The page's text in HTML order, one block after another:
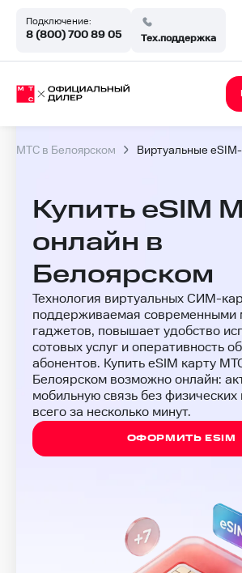
Подключение:
8 (800) 700 89 05 Тех.поддержка
МТС в Белоярском Виртуальные
Купить eSIM
онлайн в
Белоярском
Технология виртуальных СИМ-
поддерживаемая современными
гаджетов, повышает удобство
сотовых услуг и оперативность
абонентов. Купить eSIM карту
Белоярском возможно онлайн:
мобильную связь без физических
всего за несколько минут.
ОФОРМИТЬ ESIM